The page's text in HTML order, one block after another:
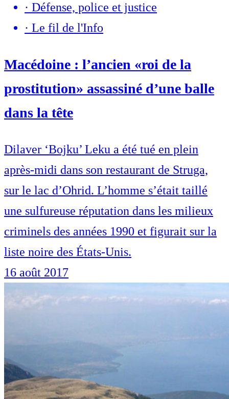
· Défense, police et justice
· Le fil de l'Info
Macédoine : l’ancien «roi de la
prostitution» assassiné d’une balle
dans la tête
Dilaver ‘Bojku’ Leku a été tué en plein
après-midi dans son restaurant de Struga,
sur le lac d’Ohrid. L’homme s’était taillé
une sulfureuse réputation dans les milieux
criminels des années 1990 et figurait sur la
liste noire des États-Unis.
16 août 2017